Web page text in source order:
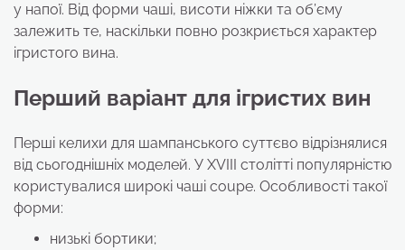
у напої. Від форми чаші, висоти ніжки та об’єму
залежить те, наскільки повно розкриється характер
ігристого вина.
Перший варіант для ігристих вин
Перші келихи для шампанського суттєво відрізнялися
від сьогоднішніх моделей. У XVIII столітті популярністю
користувалися широкі чаші coupe. Особливості такої
форми:
низькі бортики;